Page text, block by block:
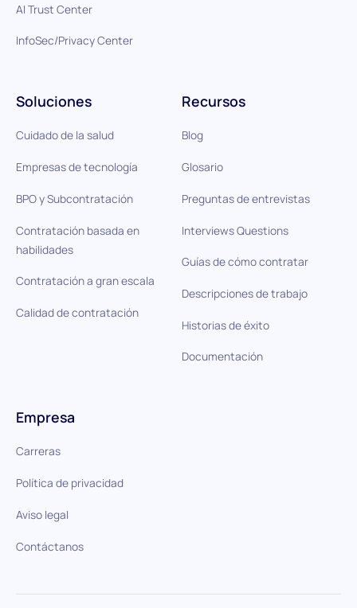
Soluciones
Cuidado de la salud
Empresas de tecnología
BPO y Subcontratación
Contratación basada en
habilidades
Contratación a gran escala
Calidad de contratación
Recursos
Blog
Glosario
Preguntas de entrevistas
Interviews Questions
Guías de cómo contratar
Descripciones de trabajo
Historias de éxito
Documentación
AI Trust Center
InfoSec/Privacy Center
Empresa
Carreras
Política de privacidad
Aviso legal
Contáctanos